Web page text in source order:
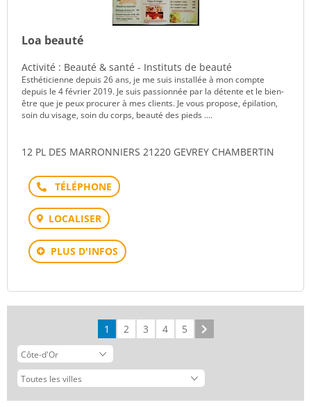
Loa beauté
Activité : Beauté & santé - Instituts de beauté
Esthéticienne depuis 26 ans, je me suis installée à mon compte
depuis le 4 février 2019. Je suis passionnée par la détente et le bien-
être que je peux procurer à mes clients. Je vous propose, épilation,
soin du visage, soin du corps, beauté des pieds ....
12 PL DES MARRONNIERS 21220 GEVREY CHAMBERTIN
Téléphone
LOCALISER
PLUS D'INFOS
1 2 3 4 5